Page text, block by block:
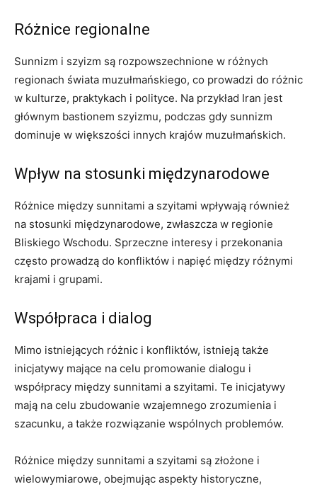
Różnice regionalne
Sunnizm i szyizm są rozpowszechnione w różnych
regionach świata muzułmańskiego, co prowadzi do różnic
w kulturze, praktykach i polityce. Na przykład Iran jest
głównym bastionem szyizmu, podczas gdy sunnizm
dominuje w większości innych krajów muzułmańskich.
Wpływ na stosunki międzynarodowe
Różnice między sunnitami a szyitami wpływają również
na stosunki międzynarodowe, zwłaszcza w regionie
Bliskiego Wschodu. Sprzeczne interesy i przekonania
często prowadzą do konfliktów i napięć między różnymi
krajami i grupami.
Współpraca i dialog
Mimo istniejących różnic i konfliktów, istnieją także
inicjatywy mające na celu promowanie dialogu i
współpracy między sunnitami a szyitami. Te inicjatywy
mają na celu zbudowanie wzajemnego zrozumienia i
szacunku, a także rozwiązanie wspólnych problemów.
Różnice między sunnitami a szyitami są złożone i
wielowymiarowe, obejmując aspekty historyczne,